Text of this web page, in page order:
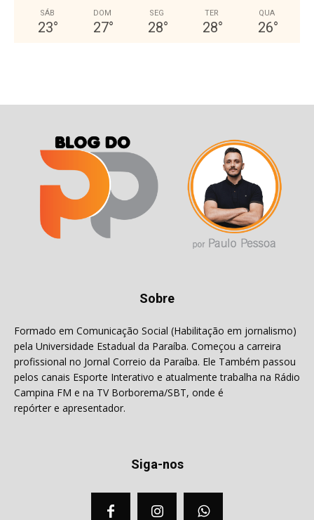
SÁB
23°
DOM
27°
SEG
28°
TER
28°
QUA
26°
Sobre
Formado em Comunicação Social (Habilitação em jornalismo)
pela Universidade Estadual da Paraíba. Começou a carreira
profissional no Jornal Correio da Paraíba. Ele Também passou
pelos canais Esporte Interativo e atualmente trabalha na Rádio
Campina FM e na TV Borborema/SBT, onde é
repórter e apresentador.
Siga-nos